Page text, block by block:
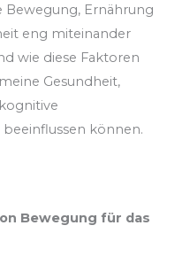
Bewegung, Ernährung
eng miteinander
wie diese Faktoren
Gesundheit,
können.
Bewegung für das